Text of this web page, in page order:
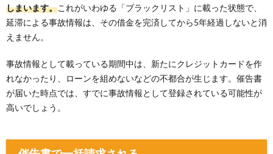
しまいます。これがいわゆる「ブラックリスト」に載った状態で、
延滞による事故情報は、その借金を完済してから5年経過しないと消
えません。
事故情報として載っている期間中は、新たにクレジットカードを作
れなかったり、ローンを組めないなどの不都合が生じます。催告書
が届いた時点では、すでに事故情報として登録されている可能性が
高いでしょう。